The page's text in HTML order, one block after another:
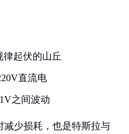
律起伏的山丘
直流电
之间波动
减少损耗，也是特斯拉与